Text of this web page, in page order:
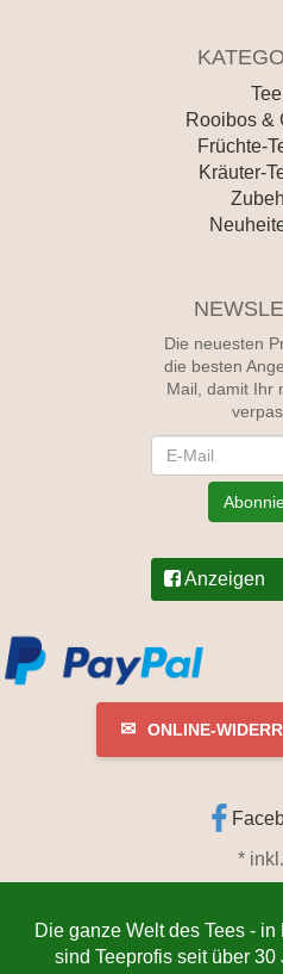
Tee
Rooibos &
Früchte-
Kräuter-
Die neuesten
die besten
Mail, damit Ihr
Anzeigen
✉ ONLINE-
*
Die ganze Welt des Tees -
sind Teeprofis seit über